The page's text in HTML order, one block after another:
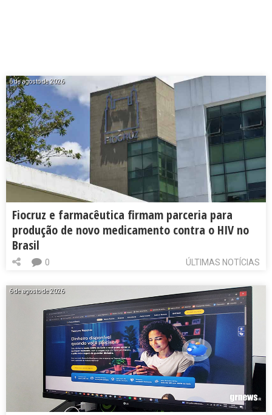
6 de agosto de 2026
Fiocruz e farmacêutica firmam parceria para
produção de novo medicamento contra o HIV no
Brasil
ÚLTIMAS NOTÍCIAS
0
6 de agosto de 2026